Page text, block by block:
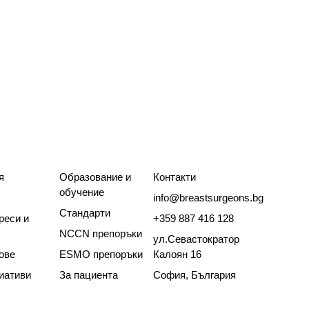
и
Образование и
обучение
Стандарти
NCCN препоръки
ESMO препоръки
За пациента
Контакти
info@breastsurgeons.bg
+359 887 416 128
ул.Севастократор
Калоян 16
София, България